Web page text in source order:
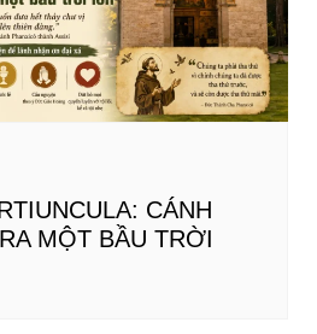
CÁNH
MỘT BẦU TRỜI